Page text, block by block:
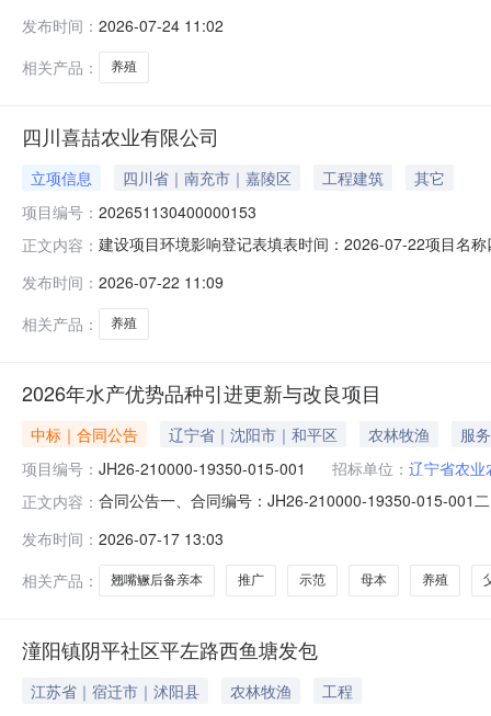
设性质新建备案依据该项目属于《建设项目环境影响评
发布时间： 2026-07-24 11:02
相关产品：
养殖
四川喜喆农业有限公司
立项信息 四川省｜南充市｜嘉陵区 工程建筑
其它
项目编号： 202651130400000153
正文内容： 建设项目环境影响登记表填表时间：2026-07-22项目名
类管理名录》中应当填报环境影响登记表的建设项目，
发布时间： 2026-07-22 11:09
相关产品：
养殖
2026年水产优势品种引进更新与改良项目
中标｜合同公告 辽宁省｜沈阳市｜和平区 农林牧渔
服务
项目编号： JH26-210000-19350-015-001 招标单位： 辽宁省农业
正文内容： 合同公告一、合同编号：JH26-210000-19350-015-001
方式：024****7642供应商（乙方）：辽宁每日农业集团
发布时间： 2026-07-17 13:03
相关产品：
翘嘴鳜后备亲本 推广 示范 母本 养殖
潼阳镇阴平社区平左路西鱼塘发包
江苏省｜宿迁市｜沭阳县 农林牧渔
工程